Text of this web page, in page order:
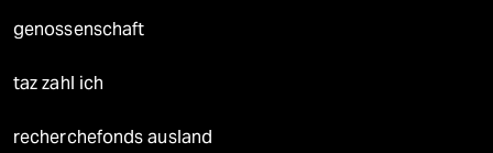
genossenschaft
taz zahl ich
recherchefonds ausland